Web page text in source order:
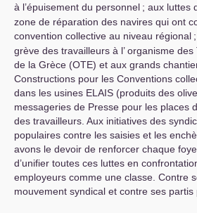
à l’épuisement du personnel ; aux luttes
zone de réparation des navires qui ont
convention collective au niveau régional
grève des travailleurs à l’ organisme
de la Grèce (OTE) et aux grands
Constructions pour les Conventions
dans les usines ELAIS (produits des
messageries de Presse pour les places
des travailleurs. Aux initiatives des
populaires contre les saisies et les
avons le devoir de renforcer chaque
d’unifier toutes ces luttes en
employeurs comme une classe. Contre
mouvement syndical et contre ses partis